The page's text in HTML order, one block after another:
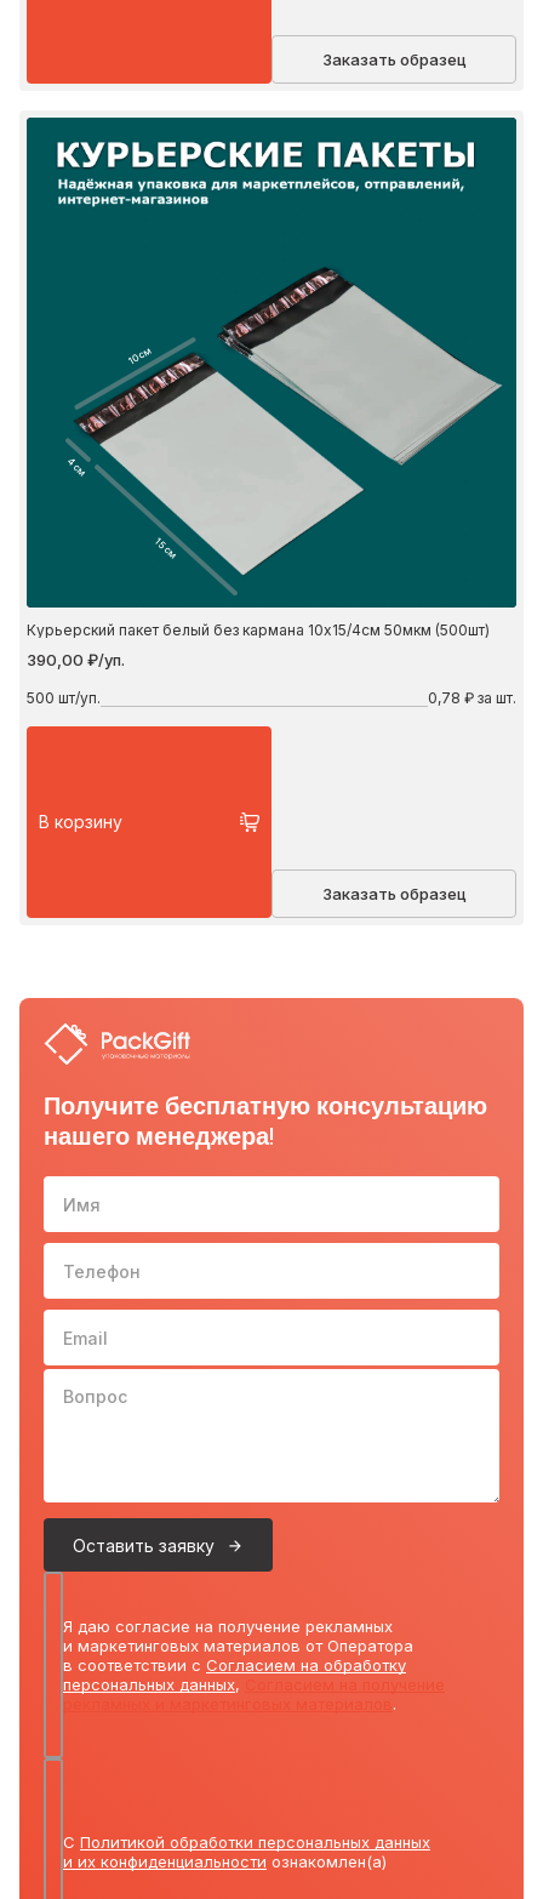
Заказать образец
10 см
4 см
15 см
Курьерский пакет белый без кармана 10х15/4см 50мкм (500шт)
390,00 ₽/уп.
500 шт/уп. 0,78 ₽ за шт.
В корзину
Заказать образец
Получите бесплатную консультацию
нашего менеджера!
Имя
Телефон 10-
Email
Вопрос
Оставить заявку
Я даю согласие на получение рекламных
и маркетинговых материалов от Оператора
в соответствии с Согласием на обработку
персональных данных,
.
С Политикой обработки персональных данных
и их конфиденциальности ознакомлен(а)